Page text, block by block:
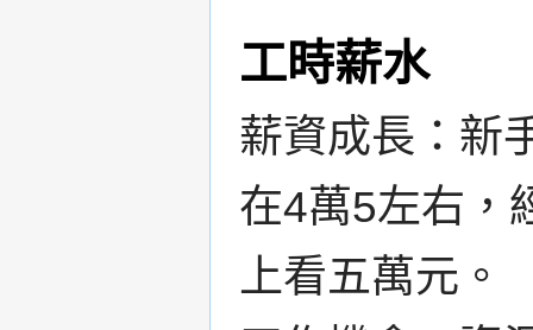
工時薪水
薪資成長：新
在4萬5左右，
上看五萬元。